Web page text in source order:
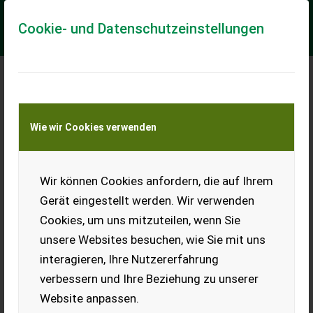
Cookie- und Datenschutzeinstellungen
Wie wir Cookies verwenden
Wir können Cookies anfordern, die auf Ihrem
Gerät eingestellt werden. Wir verwenden
Cookies, um uns mitzuteilen, wenn Sie
unsere Websites besuchen, wie Sie mit uns
interagieren, Ihre Nutzererfahrung
verbessern und Ihre Beziehung zu unserer
Website anpassen.
CLAAS ARION 550 CMATIC CEBIS (inkl.
650/65 R38 Mitas hinten CLAAS Frontkraft...
EUR 143.990